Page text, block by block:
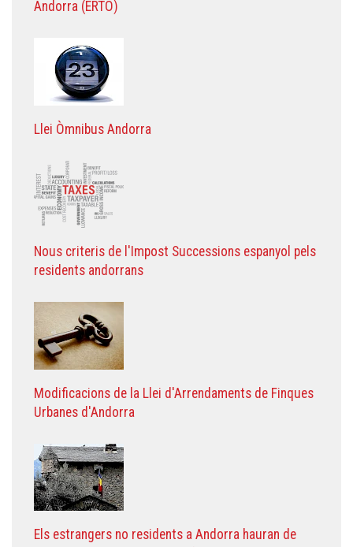
Andorra (ERTO)
Llei Òmnibus Andorra
Nous criteris de l'Impost Successions espanyol pels
residents andorrans
Modificacions de la Llei d'Arrendaments de Finques
Urbanes d'Andorra
Els estrangers no residents a Andorra hauran de